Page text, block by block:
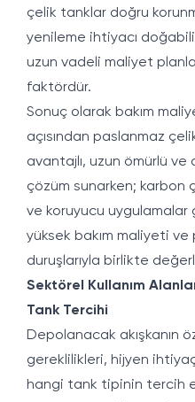
çelik tanklar doğru
yenileme ihtiyacı
uzun vadeli maliyet
faktördür.
Sonuç olarak bakım
açısından paslanmaz
avantajlı, uzun ömürlü
çözüm sunarken; karbon
ve koruyucu
yüksek bakım maliyeti
duruşlarıyla birlikte
Sektörel Kullanım
Tank Tercihi
Depolanacak akışkanın
gereklilikleri, hijyen
hangi tank tipinin tercih